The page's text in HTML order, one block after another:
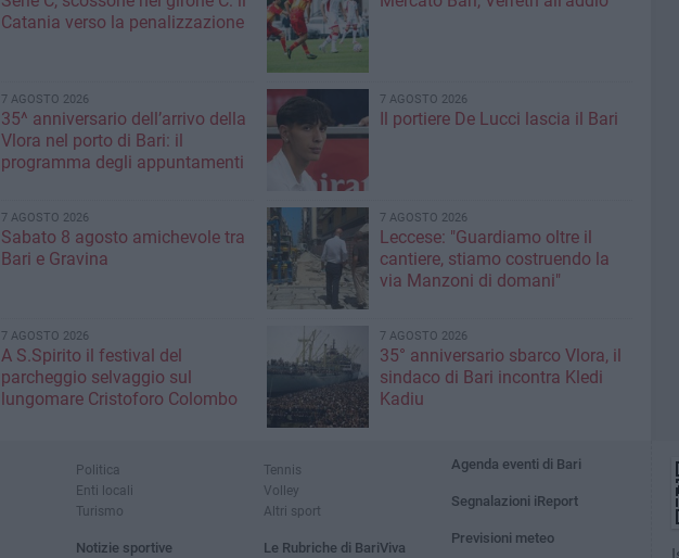
Catania verso la penalizzazione
7 AGOSTO 2026
35^ anniversario dell’arrivo della
Vlora nel porto di Bari: il
programma degli appuntamenti
7 AGOSTO 2026
Il portiere De Lucci lascia il Bari
7 AGOSTO 2026
Sabato 8 agosto amichevole tra
Bari e Gravina
7 AGOSTO 2026
Leccese: "Guardiamo oltre il
cantiere, stiamo costruendo la
via Manzoni di domani"
7 AGOSTO 2026
A S.Spirito il festival del
parcheggio selvaggio sul
lungomare Cristoforo Colombo
7 AGOSTO 2026
35° anniversario sbarco Vlora, il
sindaco di Bari incontra Kledi
Kadiu
Politica
Enti locali
Turismo
Notizie sportive
Tennis
Volley
Altri sport
Le Rubriche di BariViva
Agenda eventi di Bari
Segnalazioni iReport
Previsioni meteo